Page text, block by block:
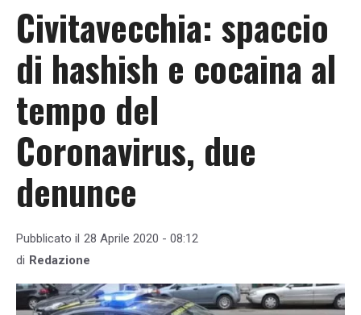
Civitavecchia: spaccio
di hashish e cocaina al
tempo del
Coronavirus, due
denunce
Pubblicato il 28 Aprile 2020 - 08:12
di Redazione